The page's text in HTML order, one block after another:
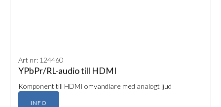
Art nr: 124460
YPbPr/RL-audio till HDMI
​Komponent till HDMI omvandlare med analogt ljud
INFO